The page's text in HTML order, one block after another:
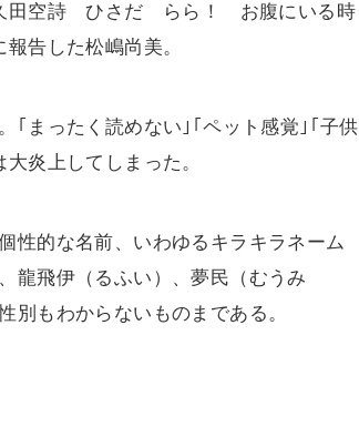
久田空詩 ひさだ らら！ お腹にいる時
告した松嶋尚美。
｢まったく読めない｣｢ペット感覚｣｢子供
炎上してしまった。
性的な名前、いわゆるキラキラネーム
龍飛伊（るふい）、夢民（むうみ
別もわからないものまである。